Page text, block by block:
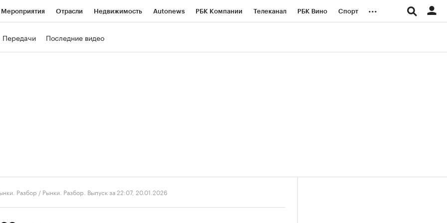
Мероприятия Отрасли Недвижимость Autonews РБК Компании Телеканал РБК Вино Спорт ...
Передачи Последние видео
Разбор / Рынки. Разбор. Выпуск за 22:07, 20.01.2026